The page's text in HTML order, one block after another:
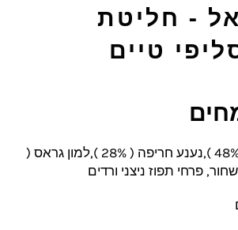
- חליטת
טיים
קמומיל ( 48% ),נענע חריפה ( 28% ),למון גראס (